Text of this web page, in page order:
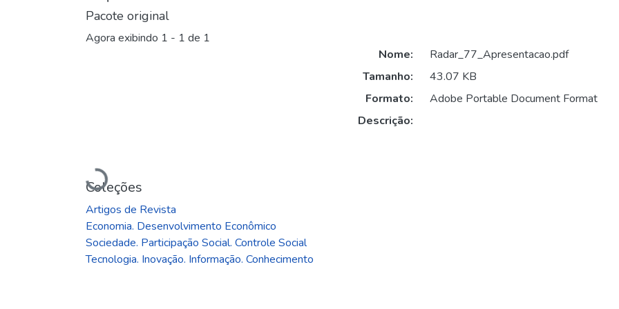
Pacote original
Agora exibindo 1 - 1 de 1
Carregando...
Nome:
Radar_77_Apresentacao.pdf
Tamanho:
43.07 KB
Formato:
Adobe Portable Document Format
Descrição:
Coleções
Artigos de Revista
Economia. Desenvolvimento Econômico
Sociedade. Participação Social. Controle Social
Tecnologia. Inovação. Informação. Conhecimento